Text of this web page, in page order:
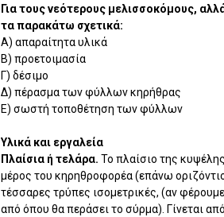
Για τους νεότερους μελισσοκόμους,
τα παρακάτω σχετικά:
Α) απαραίτητα υλικά
Β) προετοιμασία
Γ) δέσιμο
Δ) πέρασμα των φύλλων κηρήθρας
Ε) σωστή τοποθέτηση των φύλλων
Υλικά και εργαλεία
Πλαίσια ή τελάρα. Το πλαίσιο της
μέρος του κηρηθροφορέα (επάνω
τέσσαρες τρύπες ισομετρικές, (αν
από όπου θα περάσει το σύρμα). Γίνεται